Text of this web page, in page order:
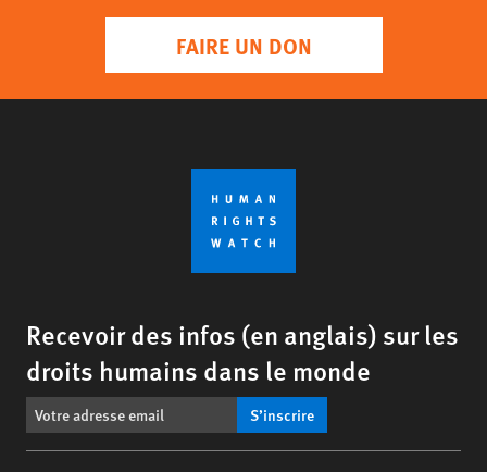
FAIRE UN DON
Recevoir des infos (en anglais) sur les
droits humains dans le monde
S’inscrire